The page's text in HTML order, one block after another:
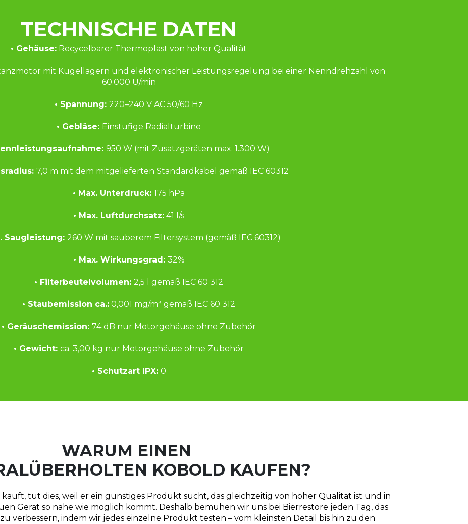
TECHNISCHE DATEN
• Gehäuse: Recycelbarer Thermoplast von hoher Qualität
mit Kugellagern und elektronischer Leistungsregelung bei einer Nenndrehzahl von
60.000 U/min
• Spannung: 220–240 V AC 50/60 Hz
• Gebläse: Einstufige Radialturbine
950 W (mit Zusatzgeräten max. 1.300 W)
7,0 m mit dem mitgelieferten Standardkabel gemäß IEC 60312
• Max. Unterdruck: 175 hPa
• Max. Luftdurchsatz: 41 l/s
Saugleistung: 260 W mit sauberem Filtersystem (gemäß IEC 60312)
• Max. Wirkungsgrad: 32%
• Filterbeutelvolumen: 2,5 l gemäß IEC 60 312
• Staubemission ca.: 0,001 mg/m³ gemäß IEC 60 312
• Geräuschemission: 74 dB nur Motorgehäuse ohne Zubehör
• Gewicht: ca. 3,00 kg nur Motorgehäuse ohne Zubehör
• Schutzart IPX: 0
WARUM EINEN
KOBOLD KAUFEN?
tut dies, weil er ein günstiges Produkt sucht, das gleichzeitig von hoher Qualität ist und in
Gerät so nahe wie möglich kommt. Deshalb bemühen wir uns bei Bierrestore jeden Tag, das
verbessern, indem wir jedes einzelne Produkt testen – vom kleinsten Detail bis hin zu den